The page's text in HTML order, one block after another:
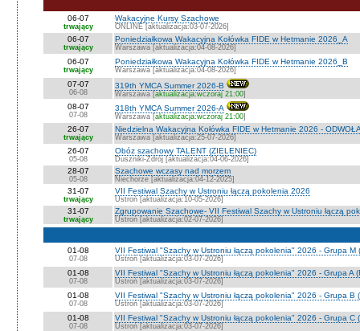
06-07
trwający
Wakacyjne Kursy Szachowe
ONLINE [aktualizacja:03-07-2026]
06-07
trwający
Poniedziałkowa Wakacyjna Kołówka FIDE w Hetmanie 2026_A
Warszawa [aktualizacja:04-08-2026]
06-07
trwający
Poniedziałkowa Wakacyjna Kołówka FIDE w Hetmanie 2026_B
Warszawa [aktualizacja:04-08-2026]
07-07
06-08
319th YMCA Summer 2026-B
Warszawa [aktualizacja:wczoraj 21:00]
08-07
07-08
318th YMCA Summer 2026-A
Warszawa [aktualizacja:wczoraj 21:00]
26-07
trwający
Niedzielna Wakacyjna Kołówka FIDE w Hetmanie 2026 -
Warszawa [aktualizacja:25-07-2026]
26-07
05-08
Obóz szachowy TALENT (ZIELENIEC)
Duszniki-Zdrój [aktualizacja:04-06-2026]
28-07
05-08
Szachowe wczasy nad morzem
Niechorze [aktualizacja:04-12-2025]
31-07
trwający
VII Festiwal Szachy w Ustroniu łączą pokolenia 2026
Ustroń [aktualizacja:10-05-2026]
31-07
trwający
Zgrupowanie Szachowe- VII Festiwal Szachy w Ustroniu łączą
Ustroń [aktualizacja:02-07-2026]
01-08
07-08
VII Festiwal "Szachy w Ustroniu łączą pokolenia" 2026 - Grupa M
Ustroń [aktualizacja:03-07-2026]
01-08
07-08
VII Festiwal "Szachy w Ustroniu łączą pokolenia" 2026 - Grupa A
Ustroń [aktualizacja:03-07-2026]
01-08
07-08
VII Festiwal "Szachy w Ustroniu łączą pokolenia" 2026 - Grupa B
Ustroń [aktualizacja:03-07-2026]
01-08
07-08
VII Festiwal "Szachy w Ustroniu łączą pokolenia" 2026 - Grupa C
Ustroń [aktualizacja:03-07-2026]